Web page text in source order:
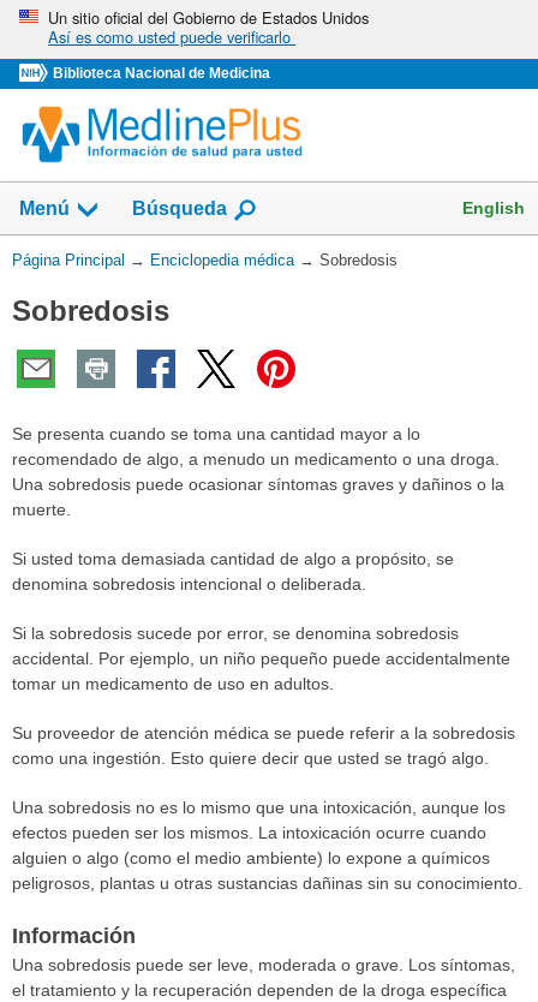
Omita
vaya
al
Contenido
Un sitio oficial del Gobierno de Estados Unidos
Así es como usted puede verificarlo
Biblioteca Nacional de Medicina
Menú Búsqueda English
Usted
aquí:
Página Principal → Enciclopedia médica → Sobredosis
Sobredosis
Se presenta cuando se toma una cantidad mayor a lo
recomendado de algo, a menudo un medicamento o una droga.
Una sobredosis puede ocasionar síntomas graves y dañinos o la
muerte.
Si usted toma demasiada cantidad de algo a propósito, se
denomina sobredosis intencional o deliberada.
Si la sobredosis sucede por error, se denomina sobredosis
accidental. Por ejemplo, un niño pequeño puede accidentalmente
tomar un medicamento de uso en adultos.
Su proveedor de atención médica se puede referir a la sobredosis
como una ingestión. Esto quiere decir que usted se tragó algo.
Una sobredosis no es lo mismo que una intoxicación, aunque los
efectos pueden ser los mismos. La intoxicación ocurre cuando
alguien o algo (como el medio ambiente) lo expone a químicos
peligrosos, plantas u otras sustancias dañinas sin su conocimiento.
Información
Una sobredosis puede ser leve, moderada o grave. Los síntomas,
el tratamiento y la recuperación dependen de la droga específica